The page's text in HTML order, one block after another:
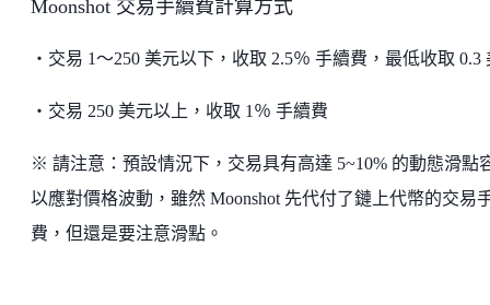
Moonshot 交易手續費計算方式
・交易 1～250 美元以下，收取 2.5％ 手續費，最低收取 0.3
・交易 250 美元以上，收取 1％ 手續費
※ 請注意：預設情況下，交易具有高達 5~10% 的動態滑點
以應對價格波動，雖然 Moonshot 先代付了鏈上代幣的交易
費，但還是要注意滑點。